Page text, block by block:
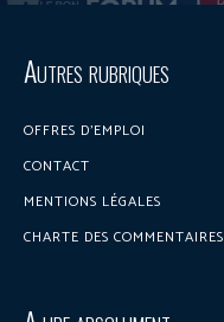
Autres rubriques
OFFRES D’EMPLOI
CONTACT
MENTIONS LÉGALES
CHARTE DES COMMENTAIRES